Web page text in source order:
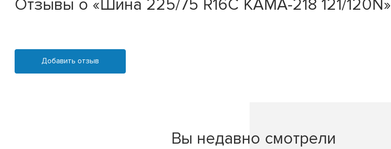
Отзывы о «Шина 225/75 R16C КАМА-218 121/120N»
Добавить отзыв
Вы недавно смотрели